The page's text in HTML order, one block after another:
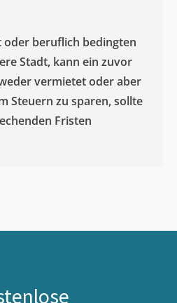
oder beruflich bedingten
Stadt, kann ein zuvor
vermietet oder aber
Steuern zu sparen, sollte
Fristen